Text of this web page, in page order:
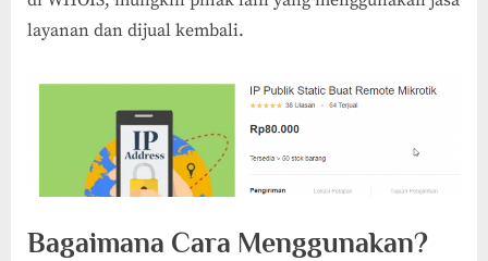
layanan dan dijual kembali.
Bagaimana Cara Menggunakan?